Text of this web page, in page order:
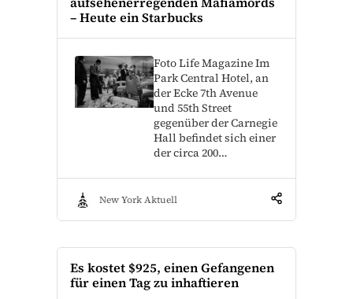
– Heute ein Starbucks
Foto Life Magazine Im
Park Central Hotel, an
der Ecke 7th Avenue
und 55th Street
gegenüber der Carnegie
Hall befindet sich einer
der circa 200…
New York Aktuell
Es kostet $925, einen Gefangenen
für einen Tag zu inhaftieren